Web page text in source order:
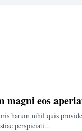
magni eos
harum nihil quis
perspiciati...